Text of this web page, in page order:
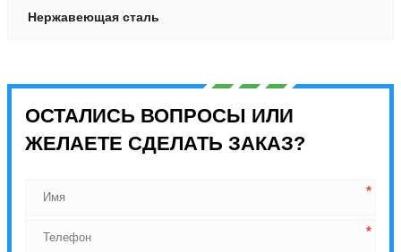
Нержавеющая сталь
ОСТАЛИСЬ ВОПРОСЫ ИЛИ
ЖЕЛАЕТЕ СДЕЛАТЬ ЗАКАЗ?